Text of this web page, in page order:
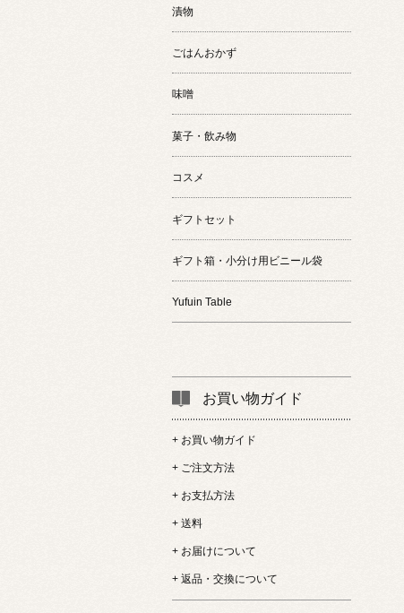
漬物
ごはんおかず
味噌
菓子・飲み物
コスメ
ギフトセット
ギフト箱・小分け用ビニール袋
Yufuin Table
お買い物ガイド
+ お買い物ガイド
+ ご注文方法
+ お支払方法
+ 送料
+ お届けについて
+ 返品・交換について